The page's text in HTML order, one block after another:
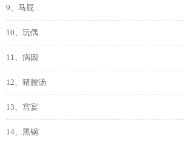
9、马屁
10、玩偶
11、病因
12、猪腰汤
13、宫宴
14、黑锅